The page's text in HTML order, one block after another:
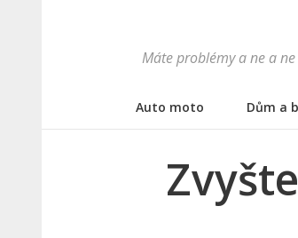
Máte problémy a ne a
Auto moto Dům a